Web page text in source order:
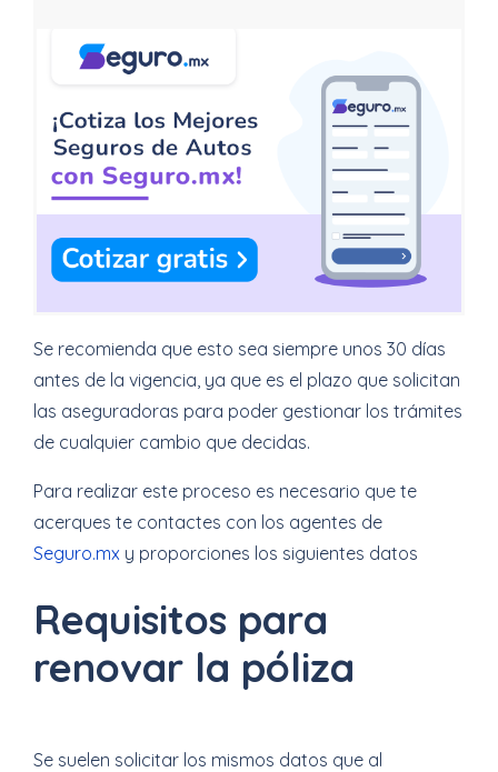
Se recomienda que esto sea siempre unos 30 días
antes de la vigencia, ya que es el plazo que solicitan
las aseguradoras para poder gestionar los trámites
de cualquier cambio que decidas.
Para realizar este proceso es necesario que te
acerques te contactes con los agentes de
Seguro.mx y proporciones los siguientes datos
Requisitos para
renovar la póliza
Se suelen solicitar los mismos datos que al